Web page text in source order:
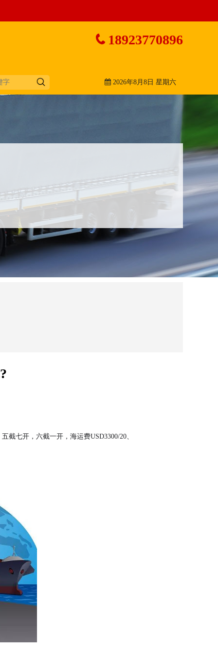
18923770896
2026年8月8日 星期六
截七开，六截一开，海运费USD3300/20、